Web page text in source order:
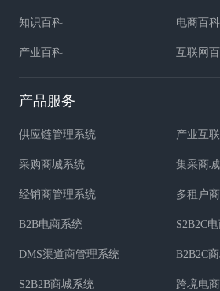
知识百科 电商百科
产业百科 互联网
产品服务
供应链管理系统 产业互
采购商城系统 集采商
经销商管理系统 多租户
B2B电商系统 S2B2C
DMS渠道商管理系统 B2B2C
S2B2B商城系统 跨境电